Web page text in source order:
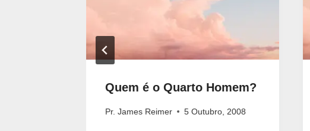
Quem é o Quarto Homem?
Pr. James Reimer 5 Outubro, 2008